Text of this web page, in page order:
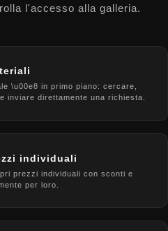
l'accesso alla galleria.
\u00e8 in primo piano: cercare,
inviare direttamente una richiesta.
individuali
prezzi individuali con sconti e
per loro.